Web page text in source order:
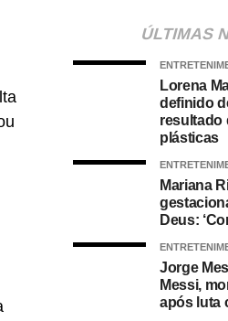
ÚLTIMAS
Lorena
definido
resultado
plásticas
Mariana
Deus:
Jorge
Messi,
após luta